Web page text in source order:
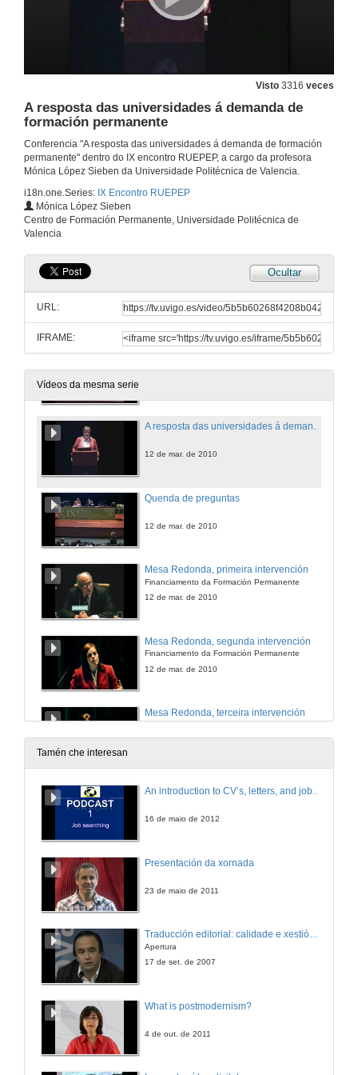
Visto 3316 veces
A resposta das universidades á demanda de
formación permanente
Conferencia "A resposta das universidades á demanda de formación
permanente" dentro do IX encontro RUEPEP, a cargo da profesora
Mónica López Sieben da Universidade Politécnica de Valencia.
i18n.one.Series: IX Encontro RUEPEP
Mónica López Sieben
Centro de Formación Permanente, Universidade Politécnica de
Valencia
Ocultar
URL:
IFRAME:
Vídeos da mesma serie
11 de mar. de 2010
Presentación
11 de mar. de 2010
11 de mar. de 2010
Presentación
A resposta das universidades á demanda de formación permanente
12 de mar. de 2010
Quenda de preguntas
12 de mar. de 2010
Mesa Redonda, primeira intervención
Financiamento da Formación Permanente
12 de mar. de 2010
Mesa Redonda, segunda intervención
Financiamento da Formación Permanente
12 de mar. de 2010
Mesa Redonda, terceira intervención
12 de mar. de 2010
Financiamento da Formación Permanente
Quenda de preguntas
Tamén che interesan
An introduction to CV’s, letters, and job searching
16 de maio de 2012
Presentación da xornada
23 de maio de 2011
Traducción editorial: calidade e xestión de proxectos
Apertura
17 de set. de 2007
What is postmodernism?
4 de out. de 2011